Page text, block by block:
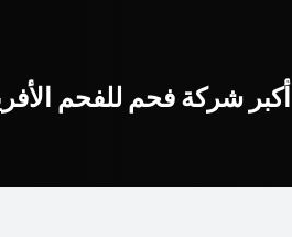
أكبر شركة فحم للفحم